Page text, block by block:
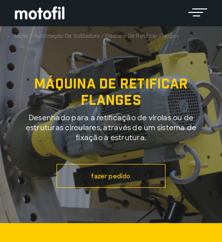
Início / Automação De Soldadura / Máquina De Retificar Flanges
Máquina de Retificar
Flanges
Desenhado para a retificação de virolas ou de
estruturas circulares, através de um sistema de
fixação à estrutura.
fazer pedido